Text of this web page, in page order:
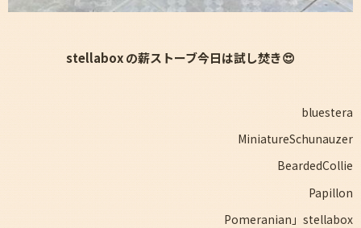
stellabox の薪ストーブ今日は試し焚き😍
bluestera
MiniatureSchunauzer
BeardedCollie
Papillon
Pomeranian」stellabox